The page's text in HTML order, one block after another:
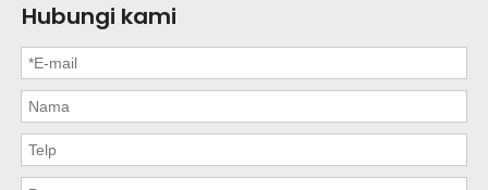
Hubungi kami